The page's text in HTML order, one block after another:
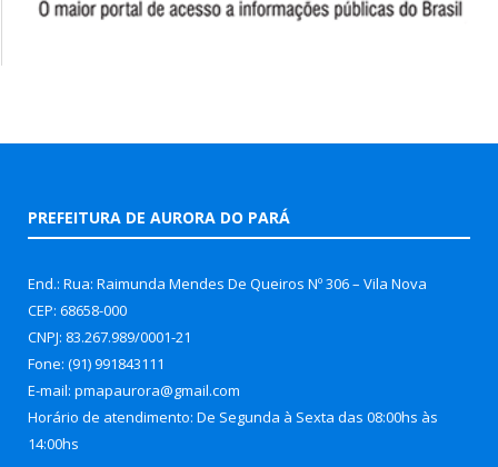
PREFEITURA DE AURORA DO PARÁ
End.: Rua: Raimunda Mendes De Queiros Nº 306 – Vila Nova
CEP: 68658-000
CNPJ: 83.267.989/0001-21
Fone: (91) 991843111
E-mail: pmapaurora@gmail.com
Horário de atendimento: De Segunda à Sexta das 08:00hs às
14:00hs